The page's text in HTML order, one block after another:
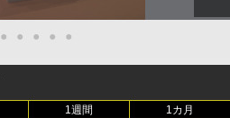
● ● ● ● ●
1週間 1カ月